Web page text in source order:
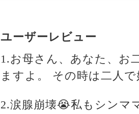
ユーザーレビュー
1.お母さん、あなた、お
ますよ。 その時は二人
2.涙腺崩壊😭私もシンマ